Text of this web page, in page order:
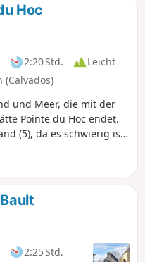
Hoc
2:20 Std.
Leicht
und Meer, die mit der
Pointe du Hoc endet.
(5), da es schwierig ist,
2:25 Std.